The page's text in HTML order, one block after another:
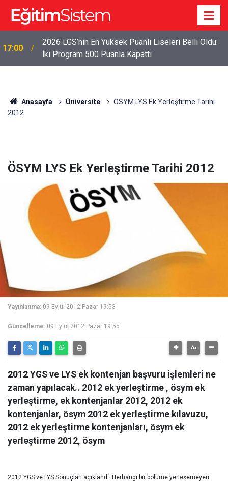
12:45
2026 LGS İlk Yerleştirme Verileri Açıklandı: Sınavla
Alan Liseler Yüzde 95,76 Doldu
Anasayfa Üniversite
ÖSYM LYS Ek Yerleştirme Tarihi
2012
ÖSYM LYS Ek Yerleştirme Tarihi 2012
Yayınlanma: 09 Eylül 2012 Pazar 19:53
Güncelleme: 09 Eylül 2012 Pazar 19:55
2012 YGS ve LYS ek kontenjan başvuru işlemleri ne
zaman yapılacak.. 2012 ek yerleştirme , ösym ek
yerleştirme, ek kontenjanlar 2012, 2012 ek
kontenjanlar, ösym 2012 ek yerleştirme kılavuzu,
2012 ek yerleştirme kontenjanları, ösym ek
yerleştirme 2012, ösym
2012 YGS ve LYS Sonuçları açıklandı. Herhangi bir bölüme yerleşemeyen